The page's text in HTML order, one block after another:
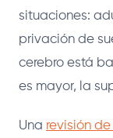
situaciones:
privación de
cerebro está
es mayor, la
Una revisión de